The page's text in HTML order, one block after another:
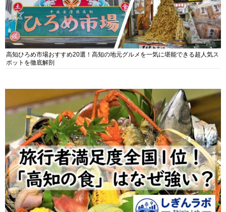
高知ひろめ市場おすすめ20選！高知の地元グルメを一気に堪能できる超人気ス
ポットを徹底解剖